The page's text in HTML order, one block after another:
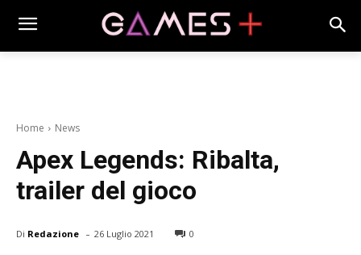
Home News
Apex Legends: Ribalta,
trailer del gioco
Di Redazione - 26 Luglio 2021 0